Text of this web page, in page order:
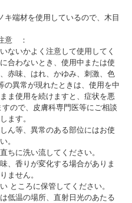
キ端材を使用しているので、木目
意 ：
ないかよく注意して使用してく
合わないとき、使用中または使
赤味、はれ、かゆみ、刺激、色
の異常が現れたときは、使用を中
ま使用を続けますと、症状を悪
ので、皮膚科専門医等にご相談
ます。
ん等、異常のある部位にはお使
。
ちに洗い流してください。
、香りが変化する場合がありま
ません。
ところに保管してください。
低温の場所、直射日光のあたる